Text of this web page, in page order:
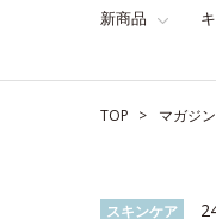
新商品
TOP マガジ
スキンケア